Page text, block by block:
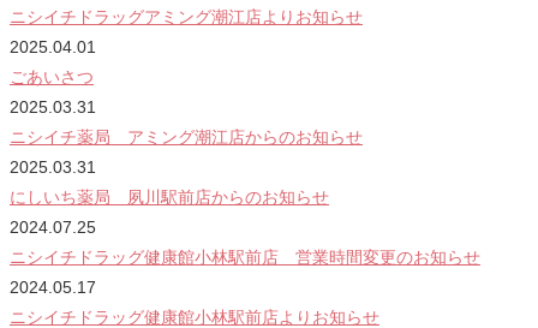
ニシイチドラッグアミング潮江店よりお知らせ
2025.04.01
ごあいさつ
2025.03.31
ニシイチ薬局 アミング潮江店からのお知らせ
2025.03.31
にしいち薬局 夙川駅前店からのお知らせ
2024.07.25
ニシイチドラッグ健康館小林駅前店 営業時間変更のお知らせ
2024.05.17
ニシイチドラッグ健康館小林駅前店よりお知らせ